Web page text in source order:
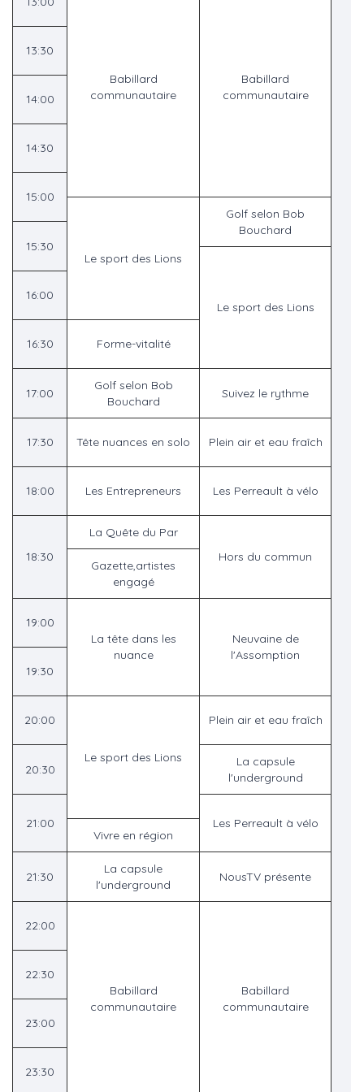
Babillard
communautaire
Babillard
communautaire
13:30
14:00
14:30
15:00
Le sport des Lions
Golf selon Bob
Bouchard
15:30
Le sport des Lions
16:00
16:30 Forme-vitalité
17:00
Golf selon Bob
Bouchard
Suivez le rythme
17:30 Tête nuances en solo Plein air et eau fraîch
18:00 Les Entrepreneurs Les Perreault à vélo
18:30
La Quête du Par
Hors du commun
Gazette,artistes
engagé
19:00
La tête dans les
nuance
Neuvaine de
l'Assomption
19:30
20:00
Le sport des Lions
Plein air et eau fraîch
20:30
La capsule
l'underground
21:00
Les Perreault à vélo
Vivre en région
21:30
La capsule
l'underground
NousTV présente
22:00
Babillard
communautaire
Babillard
communautaire
22:30
23:00
23:30